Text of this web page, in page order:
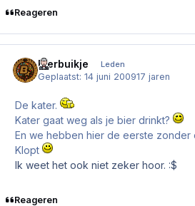
Reageren
Bierbuikje Leden
Geplaatst:14 juni 200917 jaren
De kater.
Kater gaat weg als je bier drinkt?
En we hebben hier de eerste zonder
Klopt
Ik weet het ook niet zeker hoor. :$
Reageren